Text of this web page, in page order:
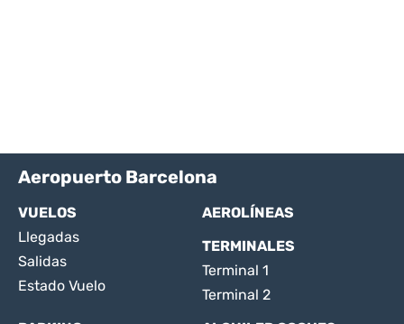
Aeropuerto Barcelona
VUELOS
Llegadas
Salidas
Estado Vuelo
AEROLÍNEAS
TERMINALES
Terminal 1
Terminal 2